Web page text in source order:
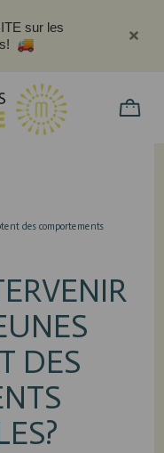
sur les
des comportements
DES